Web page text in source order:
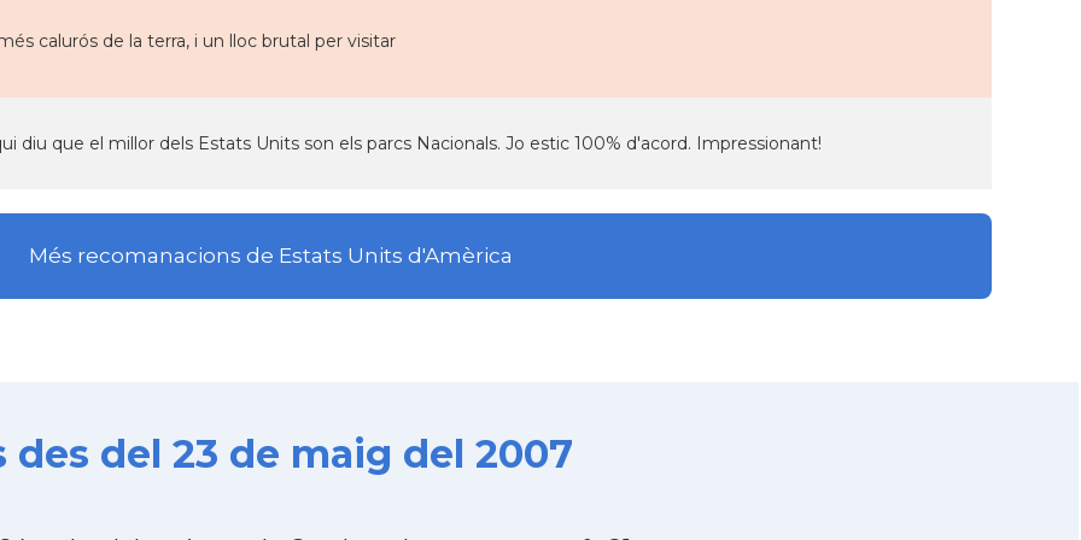
calurós de la terra, i un lloc brutal per visitar
diu que el millor dels Estats Units son els parcs Nacionals. Jo estic 100% d'acord. Impressionant!
Més recomanacions de Estats Units d'Amèrica
des del 23 de maig del 2007